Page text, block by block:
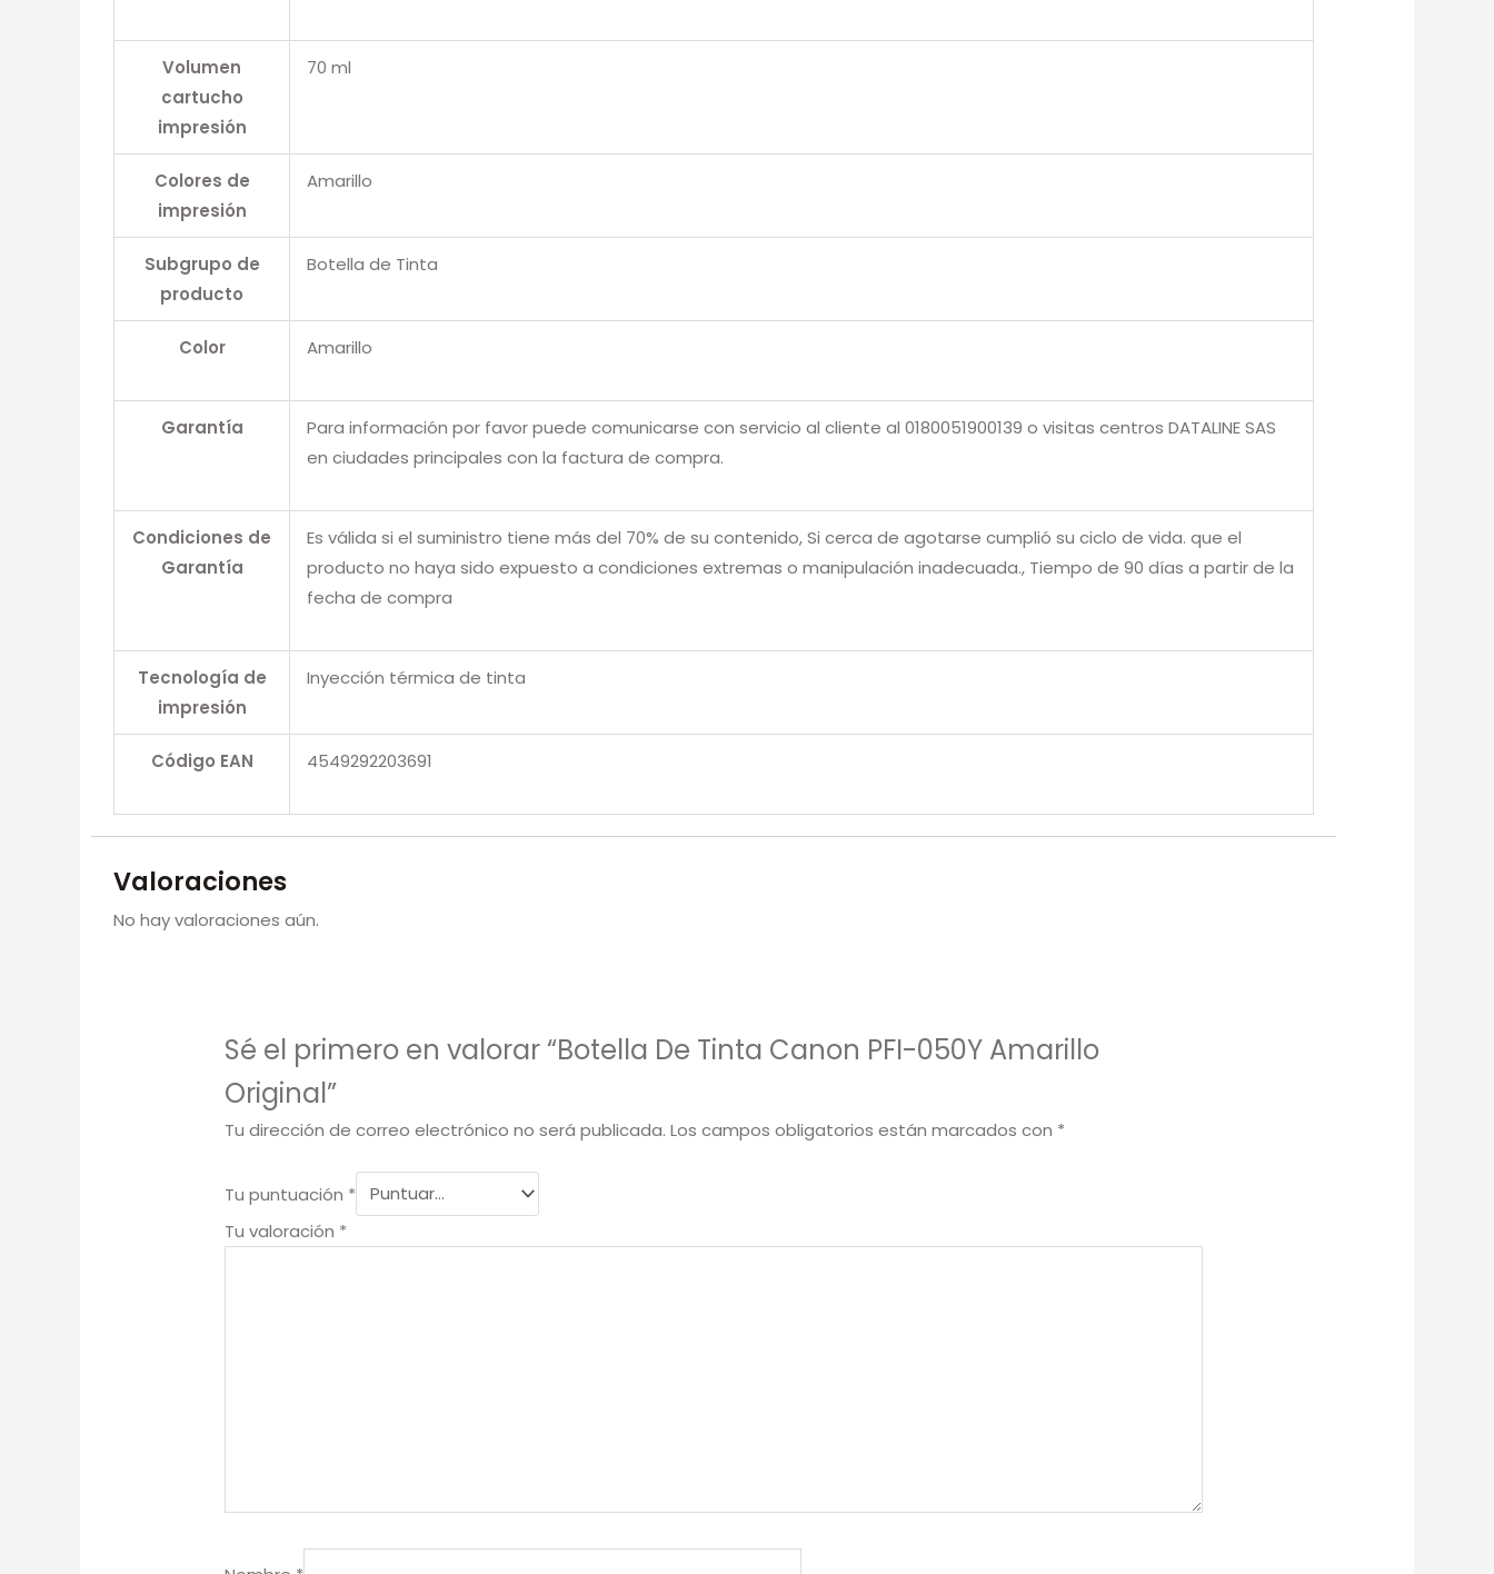
Volumen
cartucho
impresión
70 ml
Colores de
impresión
Amarillo
Subgrupo de
producto
Botella de Tinta
Color Amarillo
Garantía
Para información por favor puede comunicarse con servicio al cliente al 0180051900139 o visitas centros DATALINE SAS
en ciudades principales con la factura de compra.
Condiciones de
Garantía
Es válida si el suministro tiene más del 70% de su contenido, Si cerca de agotarse cumplió su ciclo de vida. que el
producto no haya sido expuesto a condiciones extremas o manipulación inadecuada., Tiempo de 90 días a partir de la
fecha de compra
Tecnología de
impresión
Inyección térmica de tinta
Código EAN 4549292203691
Valoraciones
No hay valoraciones aún.
Sé el primero en valorar “Botella De Tinta Canon PFI-050Y Amarillo
Original”
Tu dirección de correo electrónico no será publicada. Los campos obligatorios están marcados con *
Tu puntuación *
Tu valoración *